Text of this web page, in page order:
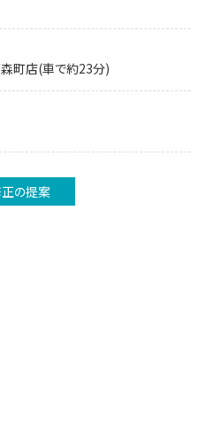
森町店(車で約23分)
の提案